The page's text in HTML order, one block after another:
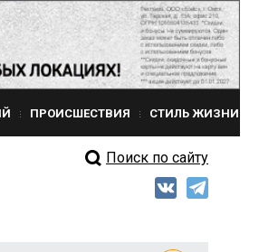
ПРОИСШЕСТВИЯ СТИЛЬ ЖИЗНИ
Поиск по сайту